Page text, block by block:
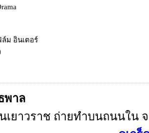
ม อินเตอร์
พาล
เยาวราช ถ่ายทำบนถนนใน